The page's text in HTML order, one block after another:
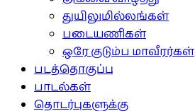
துயிலுமில்லங்கள்
படையணிகள்
ஒரே குடும்ப மாவீரர்கள்
படத்தொகுப்பு
பாடல்கள்
தொடர்புகளுக்கு